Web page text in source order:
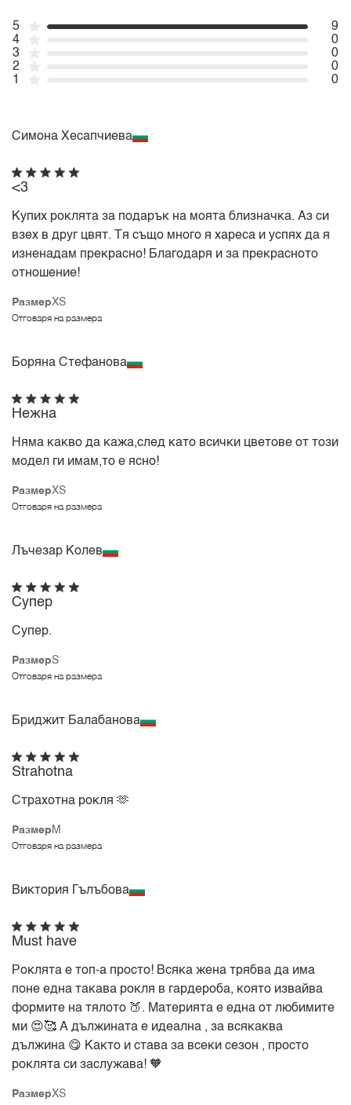
5
9
4
0
3
0
2
0
1
0
Симона Хесапчиева
РазмерXS
Отговаря на размера
<3
Купих роклята за подарък на моята близначка. Аз си
взех в друг цвят. Тя също много я хареса и успях да я
изненадам прекрасно! Благодаря и за прекрасното
отношение!
Боряна Стефанова
РазмерXS
Отговаря на размера
Нежна
Няма какво да кажа,след като всички цветове от този
модел ги имам,то е ясно!
Лъчезар Колев
РазмерS
Отговаря на размера
Супер
Супер.
Бриджит Балабанова
Размер M
Отговаря на размера
Strahotna
Страхотна рокля 🫶
Виктория Гълъбова
РазмерXS
Must have
Роклята е топ-а просто! Всяка жена трябва да има
поне една такава рокля в гардероба, която извайва
формите на тялото 🍑. Материята е една от любимите
ми 😍🥰 А дължината е идеална , за всякаква
дължина 😋 Както и става за всеки сезон , просто
роклята си заслужава! 🧡